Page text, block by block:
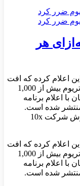
دلار به‌ازای هر
اعلام کرده که افت
اخیر قیمت اتریوم باعث شده روی هر واحد اتریوم بیش از 1,000
با اعلام برنامه
جدید این شرکت برای سال 2026 منتشر شده است.
گزارش زیان و جزئیات عددی به نقل از گزارش شرکت 10x
اعلام کرده که افت
اخیر قیمت اتریوم باعث شده روی هر واحد اتریوم بیش از 1,000
با اعلام برنامه